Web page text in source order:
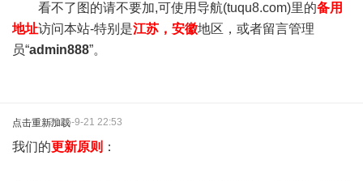
看不了图的请不要加,可使用导航(tuqu8.com)里的备用
地址访问本站-特别是江苏，安徽地区，或者留言管理
员“admin888”。
点击重新加载2025-9-21 22:53
我们的更新原则 ：